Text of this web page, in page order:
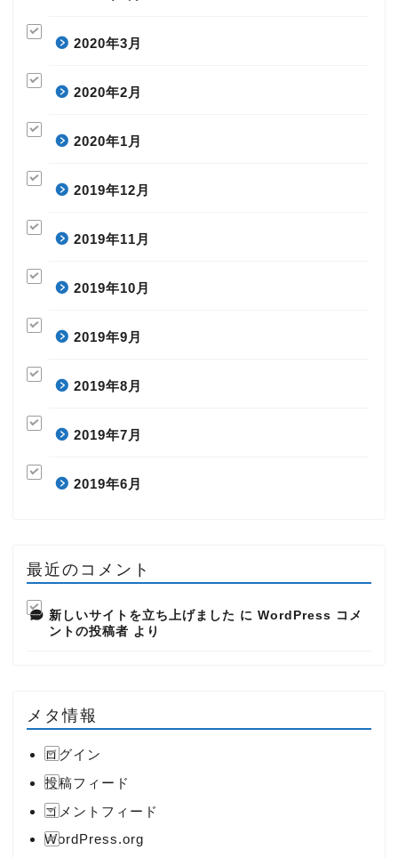
2020年3月
2020年2月
2020年1月
2019年12月
2019年11月
2019年10月
2019年9月
2019年8月
2019年7月
2019年6月
最近のコメント
新しいサイトを立ち上げました に WordPress コメ
ントの投稿者 より
メタ情報
ログイン
投稿フィード
コメントフィード
WordPress.org